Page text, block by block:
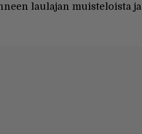
laulajan muisteloista ja